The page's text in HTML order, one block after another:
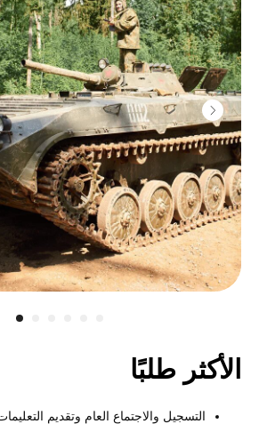
الأكثر طلبًا
التسجيل والاجتماع العام وتقديم